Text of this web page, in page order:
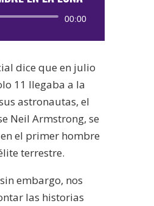
Reproductor
00:00
dice que en julio
11 llegaba a la
astronautas, el
Neil Armstrong, se
el primer hombre
terrestre.
embargo, nos
las historias